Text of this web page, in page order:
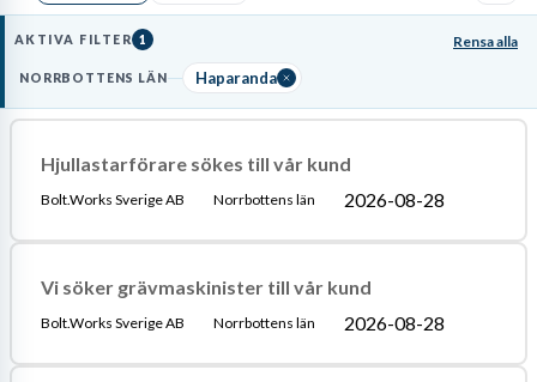
AKTIVA FILTER 1 Rensa alla
NORRBOTTENS LÄN Haparanda
Hjullastarförare sökes till vår kund
Bolt.Works Sverige AB Norrbottens län 2026-08-28
Vi söker grävmaskinister till vår kund
Bolt.Works Sverige AB Norrbottens län 2026-08-28